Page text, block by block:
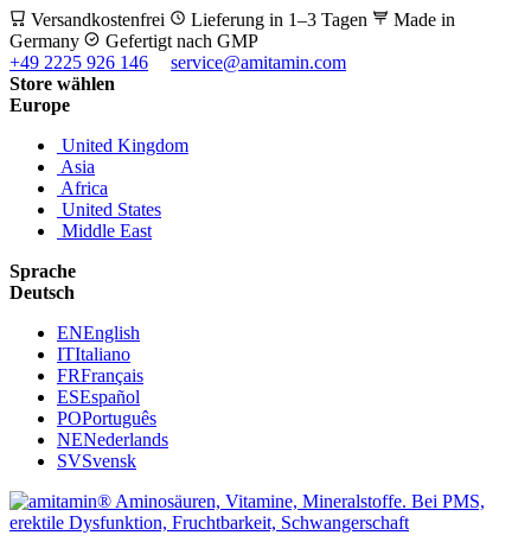
Versandkostenfrei Lieferung in 1–3 Tagen
Made in
Germany
Gefertigt nach GMP
+49 2225 926 146
service@amitamin.com
Store wählen
Europe
United Kingdom
Asia
Africa
United States
Middle East
Sprache
Deutsch
ENEnglish
ITItaliano
FRFrançais
ESEspañol
POPortuguês
NENederlands
SVSvensk